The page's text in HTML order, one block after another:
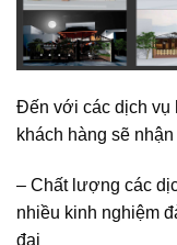
Đến với các dịch vụ
khách hàng sẽ
– Chất lượng các
nhiều kinh nghiệm
đại